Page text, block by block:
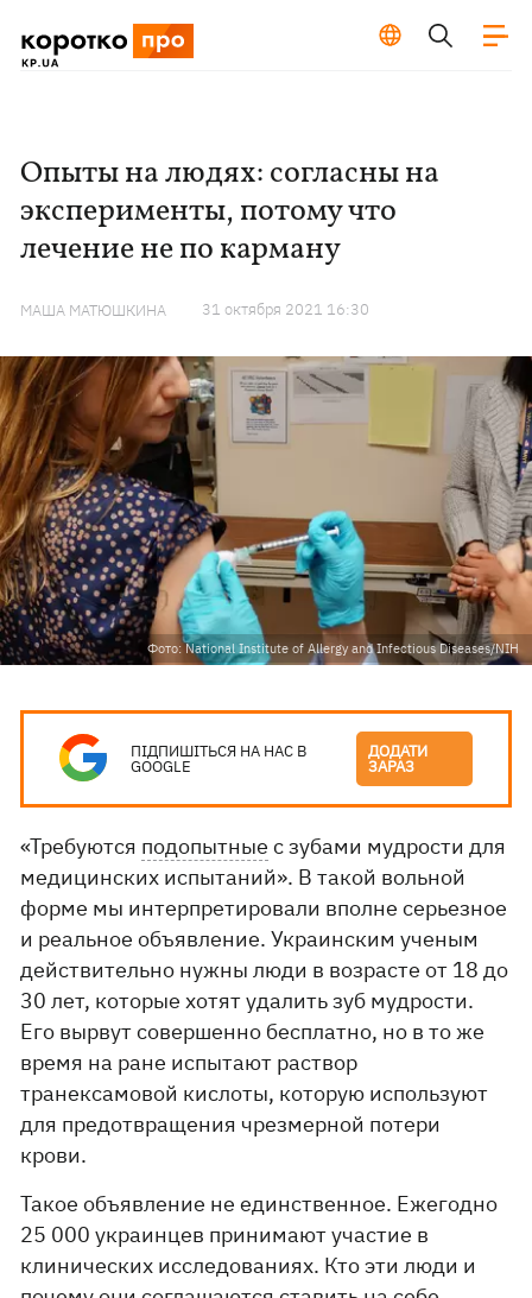
Опыты на людях: согласны на
эксперименты, потому что
лечение не по карману
МАША МАТЮШКИНА 31 октября 2021 16:30
Фото: National Institute of Allergy and Infectious Diseases/NIH
ПІДПИШІТЬСЯ НА НАС В
GOOGLE
ДОДАТИ
ЗАРАЗ
«Требуются подопытные с зубами мудрости для
медицинских испытаний». В такой вольной
форме мы интерпретировали вполне серьезное
и реальное объявление. Украинским ученым
действительно нужны люди в возрасте от 18 до
30 лет, которые хотят удалить зуб мудрости.
Его вырвут совершенно бесплатно, но в то же
время на ране испытают раствор
транексамовой кислоты, которую используют
для предотвращения чрезмерной потери
крови.
Такое объявление не единственное. Ежегодно
25 000 украинцев принимают участие в
клинических исследованиях. Кто эти люди и